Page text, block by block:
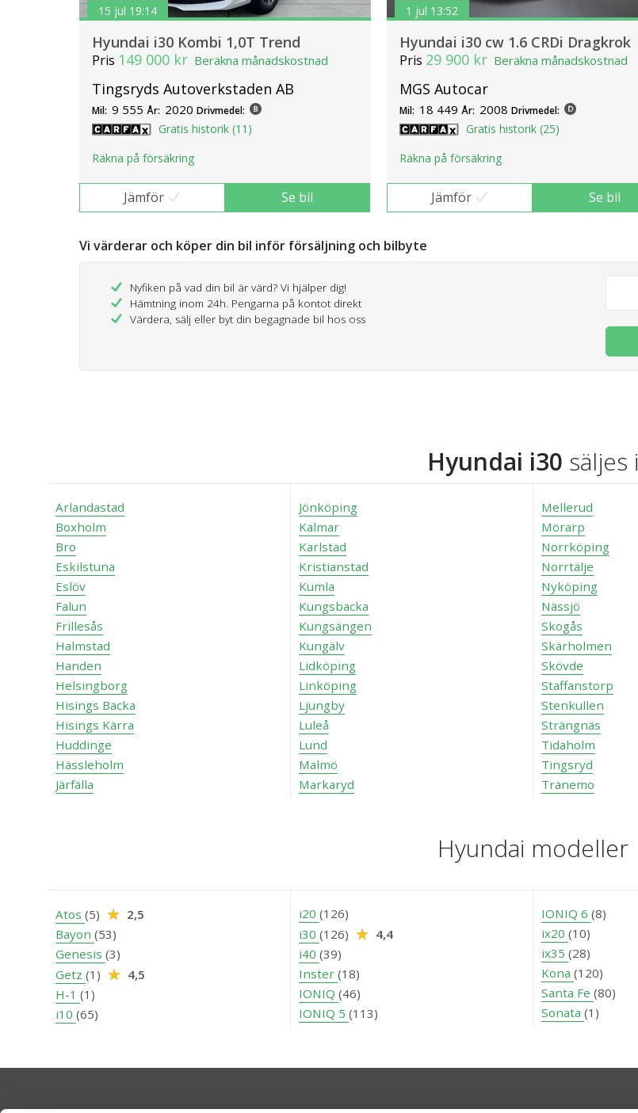
15 jul 19:14
Hyundai i30 Kombi 1,0T Trend
Pris 149 000 kr Beräkna månadskostnad
Tingsryds Autoverkstaden AB
Mil: 9 555 År: 2020 Drivmedel:
Gratis historik (11)
Räkna på försäkring
Jämför Se bil
1 jul 13:52
Hyundai i30 cw 1.6 CRDi Dragkrok
Pris 29 900 kr Beräkna månadskostnad
MGS Autocar
Mil: 18 449 År: 2008 Drivmedel:
Gratis historik (25)
Räkna på försäkring
Jämför Se bil
Vi värderar och köper din bil inför försäljning och bilbyte
Nyfiken på vad din bil är värd? Vi hjälper dig!
Hämtning inom 24h. Pengarna på kontot direkt
Värdera, sälj eller byt din begagnade bil hos oss
Hyundai i30 säljes i
Arlandastad
Boxholm
Bro
Eskilstuna
Eslöv
Falun
Frillesås
Halmstad
Handen
Helsingborg
Hisings Backa
Hisings Kärra
Huddinge
Hässleholm
Järfälla
Jönköping
Kalmar
Karlstad
Kristianstad
Kumla
Kungsbacka
Kungsängen
Kungälv
Lidköping
Linköping
Ljungby
Luleå
Lund
Malmö
Markaryd
Mellerud
Mörarp
Norrköping
Norrtälje
Nyköping
Nässjö
Skogås
Skärholmen
Skövde
Staffanstorp
Stenkullen
Strängnäs
Tidaholm
Tingsryd
Tranemo
Hyundai modeller
Atos (5)
2,5
Bayon (53)
Genesis (3)
Getz (1)
4,5
H-1 (1)
i10 (65)
i20 (126)
i30 (126)
4,4
i40 (39)
Inster (18)
IONIQ (46)
IONIQ 5 (113)
IONIQ 6 (8)
ix20 (10)
ix35 (28)
Kona (120)
Santa Fe (80)
Sonata (1)